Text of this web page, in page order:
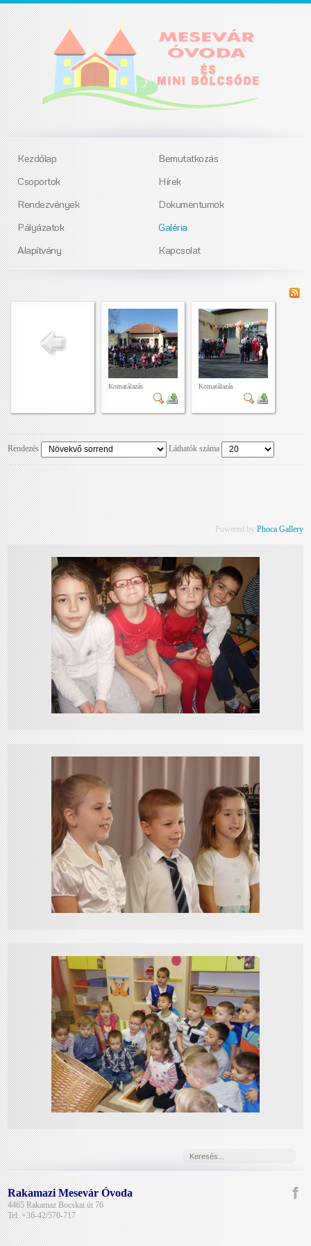
Kezdőlap
Bemutatkozás
Csoportok
Hírek
Rendezvények
Dokumentumok
Pályázatok
Galéria
Alapítvány
Kapcsolat
Komatálazás Komatálazás
Rendezés Láthatók száma
Powered by Phoca Gallery
Rakamazi Mesevár Óvoda
4465 Rakamaz Bocskai út 76
Tel. +36-42/570-717